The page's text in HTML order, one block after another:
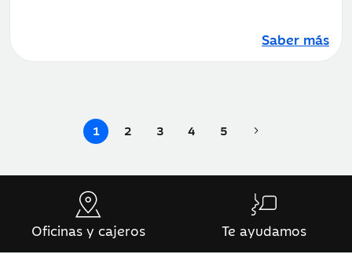
Saber más
1 2 3 4 5
Oficinas y cajeros Te ayudamos